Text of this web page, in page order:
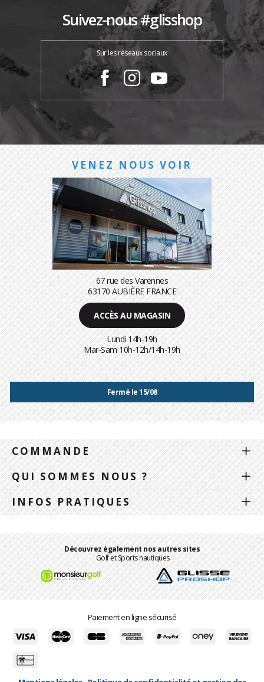
Suivez-nous #glisshop
Sur les réseaux sociaux
VENEZ NOUS VOIR
67 rue des Varennes
63170 AUBIÈRE FRANCE
ACCÈS AU MAGASIN
Lundi 14h-19h
Mar-Sam 10h-12h/14h-19h
Fermé le 15/08
COMMANDE
QUI SOMMES NOUS ?
INFOS PRATIQUES
Découvrez également nos autres sites
Golf et Sports nautiques
Paiement en ligne sécurisé